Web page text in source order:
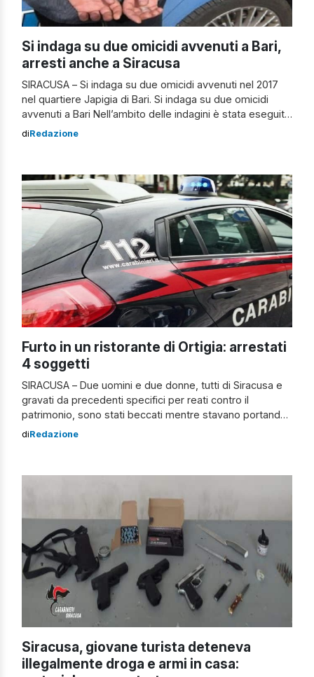
Si indaga su due omicidi avvenuti a Bari,
arresti anche a Siracusa
SIRACUSA – Si indaga su due omicidi avvenuti nel 2017
nel quartiere Japigia di Bari. Si indaga su due omicidi
avvenuti a Bari Nell’ambito delle indagini è stata eseguita
un’ordinanza di custodia cautelare in carcere nei
del Tribunale […]
diRedazione
Furto in un ristorante di Ortigia: arrestati
4 soggetti
SIRACUSA – Due uomini e due donne, tutti di Siracusa e
gravati da precedenti specifici per reati contro il
patrimonio, sono stati beccati mentre stavano portando
a termine un furto in danno di un ristorante in piazzetta
diRedazione
Siracusa, giovane turista deteneva
illegalmente droga e armi in casa: